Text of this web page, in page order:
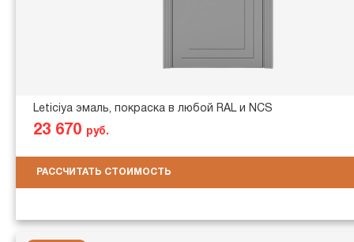
Leticiya эмаль, покраска в любой RAL и NCS
23 670 руб.
РАССЧИТАТЬ СТОИМОСТЬ